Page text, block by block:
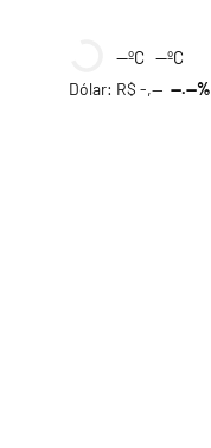
--ºC --ºC
Dólar: R$ -,----.--%